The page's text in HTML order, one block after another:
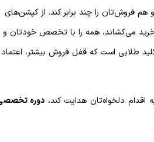
فروش‌تان را چند برابر کند. از کپشن‌های
خرید می‌کشاند، همه را با تخصص خودتان و
طلایی است که قفل فروش بیشتر، اعتماد
اقدام دلخواه‌تان هدایت کند،دوره